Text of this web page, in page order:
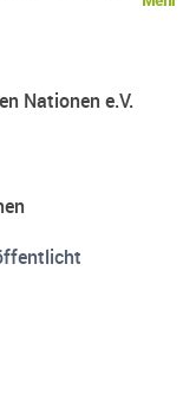
oder tiefgehende
Über
auch Initiativen
Nationen e.V.